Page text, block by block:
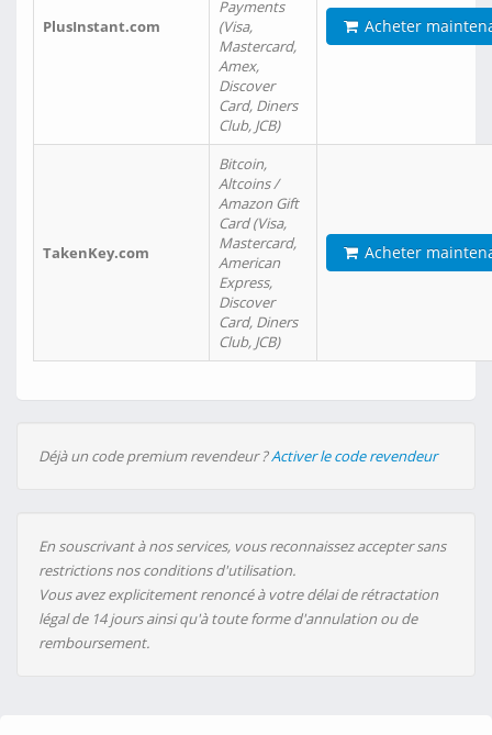
PlusInstant.com
Payments
(Visa,
Mastercard,
Amex,
Discover
Card, Diners
Club, JCB)
Acheter
TakenKey.com
Bitcoin,
Altcoins /
Amazon Gift
Card (Visa,
Mastercard,
American
Express,
Discover
Card, Diners
Club, JCB)
Acheter
Déjà un code premium revendeur ?Activer le code revendeur
En souscrivant à nos services, vous reconnaissez accepter sans
restrictions nos conditions d'utilisation.
Vous avez explicitement renoncé à votre délai de rétractation
légal de 14 jours ainsi qu'à toute forme d'annulation ou de
remboursement.